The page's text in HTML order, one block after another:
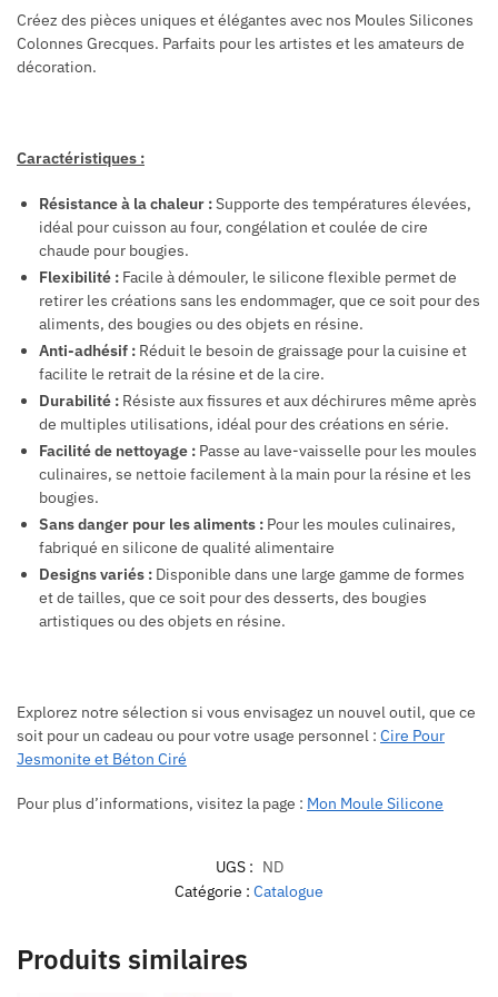
Créez des pièces uniques et élégantes avec nos Moules Silicones
Colonnes Grecques. Parfaits pour les artistes et les amateurs de
décoration.
Caractéristiques :
Résistance à la chaleur :Supporte des températures élevées,
idéal pour cuisson au four, congélation et coulée de cire
chaude pour bougies.
Flexibilité : Facile à démouler, le silicone flexible permet de
retirer les créations sans les endommager, que ce soit pour des
aliments, des bougies ou des objets en résine.
Anti-adhésif : Réduit le besoin de graissage pour la cuisine et
facilite le retrait de la résine et de la cire.
Durabilité : Résiste aux fissures et aux déchirures même après
de multiples utilisations, idéal pour des créations en série.
Facilité de nettoyage : Passe au lave-vaisselle pour les moules
culinaires, se nettoie facilement à la main pour la résine et les
bougies.
Sans danger pour les aliments : Pour les moules culinaires,
fabriqué en silicone de qualité alimentaire
Designs variés : Disponible dans une large gamme de formes
et de tailles, que ce soit pour des desserts, des bougies
artistiques ou des objets en résine.
Explorez notre sélection si vous envisagez un nouvel outil, que ce
soit pour un cadeau ou pour votre usage personnel : Cire Pour
Jesmonite et Béton Ciré
Pour plus d’informations, visitez la page : Mon Moule Silicone
UGS : ND
Catégorie : Catalogue
Produits similaires